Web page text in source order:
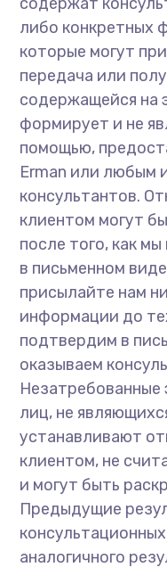
либо конкретных
которые могут
передача или
содержащейся на
формирует и не
помощью,
Erman или любым
консультантов.
клиентом могут
после того, как
в письменном
присылайте нам
информации до
подтвердим в
оказываем
Незатребованные
лиц, не
устанавливают
клиентом, не
и могут быть
Предыдущие
аналогичного